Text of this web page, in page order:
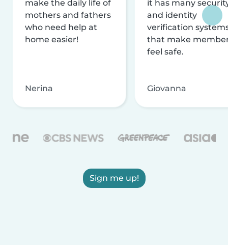
make the daily life of
mothers and fathers
who need help at
home easier!
Nerina
it has many
and identity
verification
that make
feel safe.
Giovanna
Sign me up!